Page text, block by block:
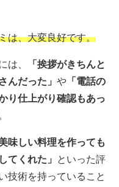
は、大変良好です。
は、
「挨拶がきちんと
んだった」 や 「電話の
り仕上がり確認もあっ
味しい料理を作っても
てくれた」
といった評
技術を持っていること